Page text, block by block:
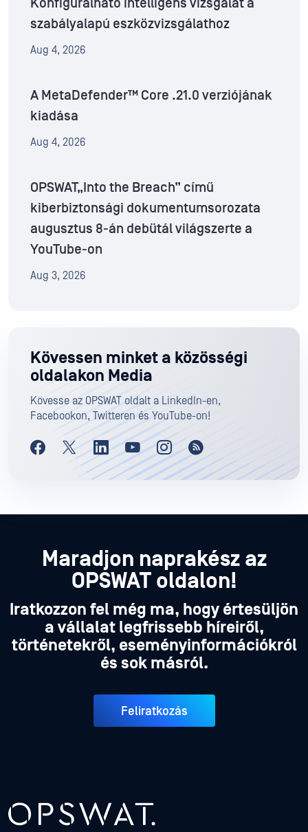
Konfigurálható intelligens vizsgálat a
szabályalapú eszközvizsgálathoz
Aug 4, 2026
A MetaDefender™ Core .21.0 verziójának
kiadása
Aug 4, 2026
OPSWAT„Into the Breach” című
kiberbiztonsági dokumentumsorozata
augusztus 8-án debütál világszerte a
YouTube-on
Aug 3, 2026
Kövessen minket a közösségi
oldalakon Media
Kövesse az OPSWAT oldalt a LinkedIn-en,
Facebookon, Twitteren és YouTube-on!
Maradjon naprakész az
OPSWAT oldalon!
Iratkozzon fel még ma, hogy értesüljön
a vállalat legfrissebb híreiről,
történetekről, eseményinformációkról
és sok másról.
Feliratkozás